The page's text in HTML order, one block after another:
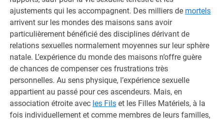
ajustements qui les accompagnent. Des milliers de mortels
arrivent sur les mondes des maisons sans avoir
particulièrement bénéficié des disciplines dérivant de
relations sexuelles normalement moyennes sur leur sphère
natale. L’expérience du monde des maisons n’offre guère
de chances de compenser ces frustrations très
personnelles. Au sens physique, l’expérience sexuelle
appartient au passé pour ces ascendeurs. Mais, en
association étroite avec les Fils et les Filles Matériels, à la
fois individuellement et comme membres de leurs familles,